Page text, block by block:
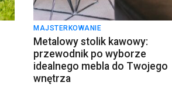
MAJSTERKOWANIE
Metalowy stolik kawowy:
przewodnik po wyborze
idealnego mebla do Twojego
wnętrza